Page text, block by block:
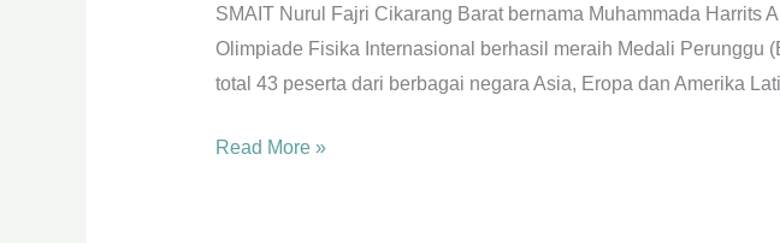
SMAIT Nurul Fajri Cikarang Barat bernama Muhammada Harrits
Olimpiade Fisika Internasional berhasil meraih Medali Perunggu
total 43 peserta dari berbagai negara Asia, Eropa dan Amerika
Read More »